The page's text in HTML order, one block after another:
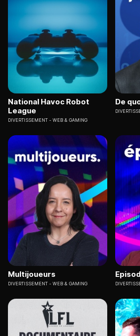
National Havoc Robot
League
DIVERTISSEMENT WEB & GAMING
De
Multijoueurs
DIVERTISSEMENT WEB & GAMING